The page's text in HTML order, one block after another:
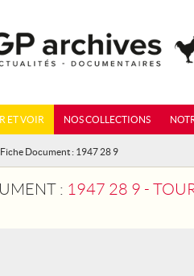
ET VOIR NOS COLLECTIONS
Fiche Document : 1947 28 9
: 1947 28 9 -